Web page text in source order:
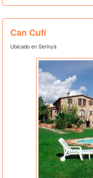
Can Cufí
Ubicado en Serinyà